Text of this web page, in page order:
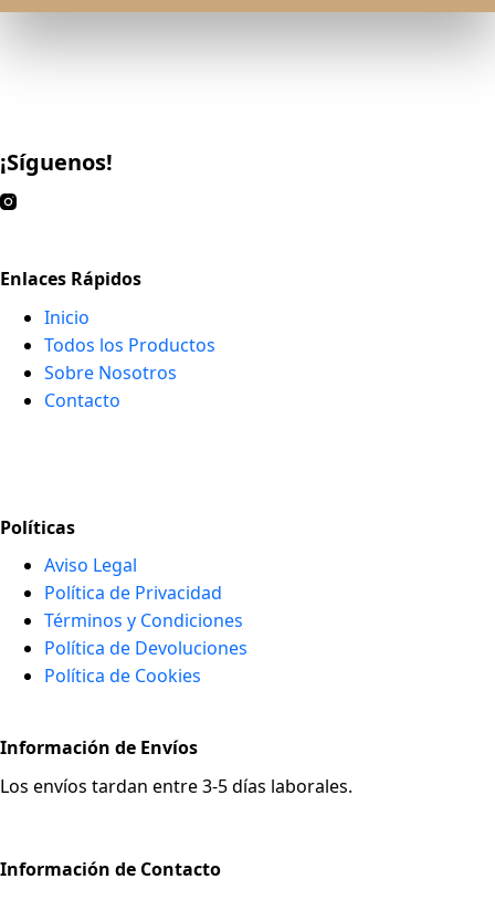
¡Síguenos!
Enlaces Rápidos
Inicio
Todos los Productos
Sobre Nosotros
Contacto
Políticas
Aviso Legal
Política de Privacidad
Términos y Condiciones
Política de Devoluciones
Política de Cookies
Información de Envíos
Los envíos tardan entre 3-5 días laborales.
Información de Contacto